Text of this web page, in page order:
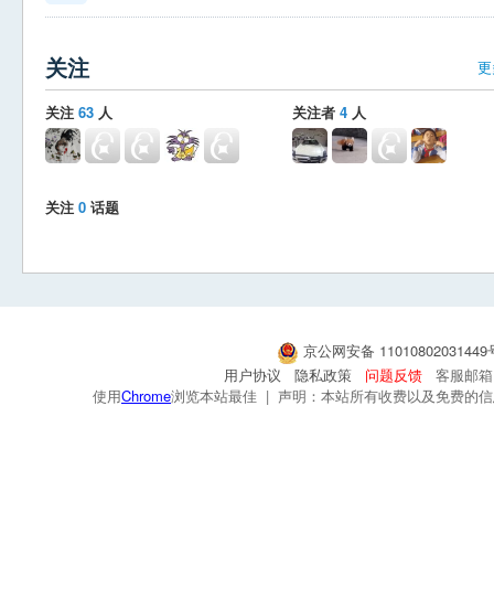
关注
关注 63 人 关注者 4 人
关注 0 话题
京公网安备
用户协议
隐私政策 问题反馈
客服邮
使用Chrome浏览本站最佳 | 声明：本站所有收费以及免费的